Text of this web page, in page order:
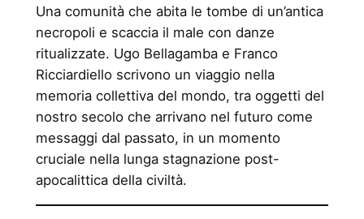
Una comunità che abita le tombe di un’antica
necropoli e scaccia il male con danze
ritualizzate. Ugo Bellagamba e Franco
Ricciardiello scrivono un viaggio nella
memoria collettiva del mondo, tra oggetti del
nostro secolo che arrivano nel futuro come
messaggi dal passato, in un momento
cruciale nella lunga stagnazione post-
apocalittica della civiltà.